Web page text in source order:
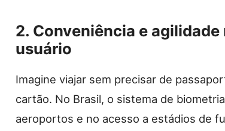
2. Conveniência e
usuário
Imagine viajar sem precisar de
cartão. No Brasil, o sistema de
aeroportos e no acesso a estádios de